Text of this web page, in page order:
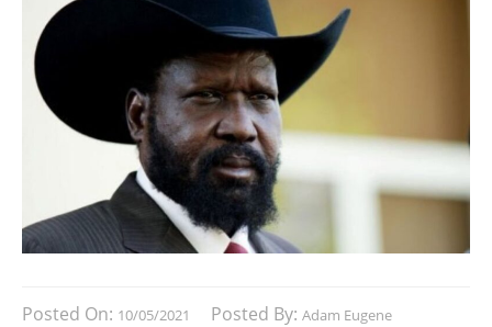
Posted On: 10/05/2021 Posted By: Adam Eugene